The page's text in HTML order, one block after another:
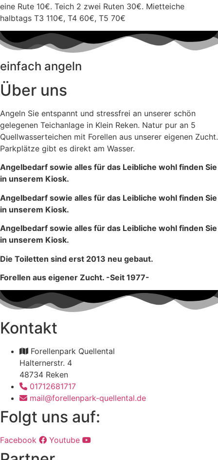
eine Rute 10€. Teich 2 zwei Ruten 30€. Mietteiche
halbtags T3 110€, T4 60€, T5 70€
einfach angeln
Über uns
Angeln Sie entspannt und stressfrei an unserer schön
gelegenen Teichanlage in Klein Reken. Natur pur an 5
Quellwasserteichen mit Forellen aus unserer eigenen Zucht.
Parkplätze gibt es direkt am Wasser.
Angelbedarf sowie alles für das Leibliche wohl finden Sie
in unserem Kiosk.
Angelbedarf sowie alles für das Leibliche wohl finden Sie
in unserem Kiosk.
Angelbedarf sowie alles für das Leibliche wohl finden Sie
in unserem Kiosk.
Die Toiletten sind erst 2013 neu gebaut.
Forellen aus eigener Zucht. -Seit 1977-
Kontakt
Forellenpark Quellental
Halternerstr. 4
48734 Reken
01712681717
mail@forellenpark-quellental.de
Folgt uns auf:
Facebook Youtube